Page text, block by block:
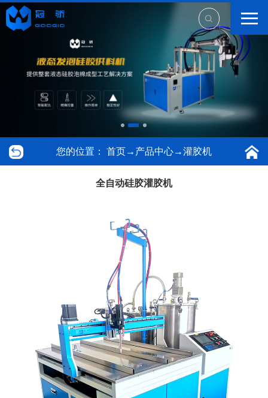
您的位置： 首页→ 产品中心→灌胶机
全自动硅胶灌胶机